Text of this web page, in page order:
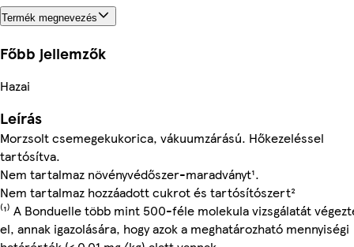
Termék megnevezés
Főbb jellemzők
Hazai
Leírás
Morzsolt csemegekukorica, vákuumzárású. Hőkezeléssel
tartósítva.
Nem tartalmaz növényvédőszer-maradványt¹.
Nem tartalmaz hozzáadott cukrot és tartósítószert²
⁽¹⁾ A Bonduelle több mint 500-féle molekula vizsgálatát
el, annak igazolására, hogy azok a meghatározható mennyiségi